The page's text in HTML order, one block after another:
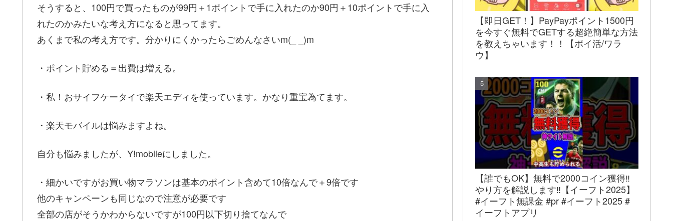
そうすると、100円で買ったものが99円＋1ポイントで手に入れたのか90円＋10ポイントで手に入
れたのかみたいな考え方になると思ってます。
あくまで私の考え方です。分かりにくかったらごめんなさいm(_ _)m
・ポイント貯める＝出費は増える。
・私！おサイフケータイで楽天エディを使っています。かなり重宝為てます。
・楽天モバイルは悩みますよね。
自分も悩みましたが、Y!mobileにしました。
・細かいですがお買い物マラソンは基本のポイント含めて10倍なんで＋9倍です
他のキャンペーンも同じなので注意が必要です
全部の店がそうかわからないですが100円以下切り捨てなんで
【即日GET！】PayPayポイント1500円
を今すぐ無料でGETする超絶簡単な方法
を教えちゃいます！！【ポイ活/ワラ
ウ】
【誰でもOK】無料で2000コイン獲得‼︎
やり方を解説します‼︎【イーフト2025】
#イーフト無課金 #pr #イーフト2025 #
イーフトアプリ